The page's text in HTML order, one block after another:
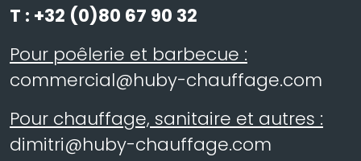
T : +32 (0)80 67 90 32
Pour poêlerie et barbecue :
commercial@huby-chauffage.com
Pour chauffage, sanitaire et autres :
dimitri@huby-chauffage.com